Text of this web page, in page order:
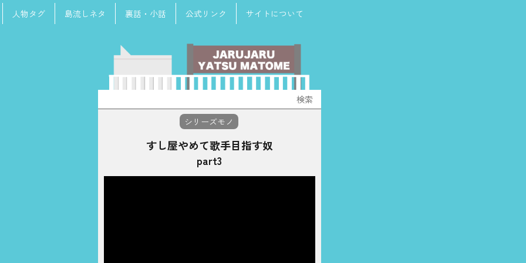
人物タグ 島流しネタ 裏話・小話 公式リンク サイトについて
索:
シリーズモノ
すし屋やめて歌手目指す奴
part3